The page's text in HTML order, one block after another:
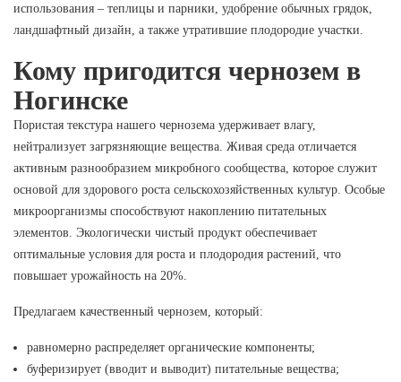
использования – теплицы и парники, удобрение обычных грядок,
ландшафтный дизайн, а также утратившие плодородие участки.
Кому пригодится чернозем в
Ногинске
Пористая текстура нашего чернозема удерживает влагу,
нейтрализует загрязняющие вещества. Живая среда отличается
активным разнообразием микробного сообщества, которое служит
основой для здорового роста сельскохозяйственных культур. Особые
микроорганизмы способствуют накоплению питательных
элементов. Экологически чистый продукт обеспечивает
оптимальные условия для роста и плодородия растений, что
повышает урожайность на 20%.
Предлагаем качественный чернозем, который:
равномерно распределяет органические компоненты;
буферизирует (вводит и выводит) питательные вещества;